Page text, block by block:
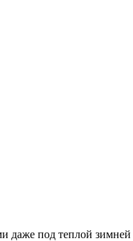
даже под теплой